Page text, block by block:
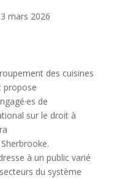
mars 2026
des cuisines
propose
de
sur le droit à
à un public varié
du système